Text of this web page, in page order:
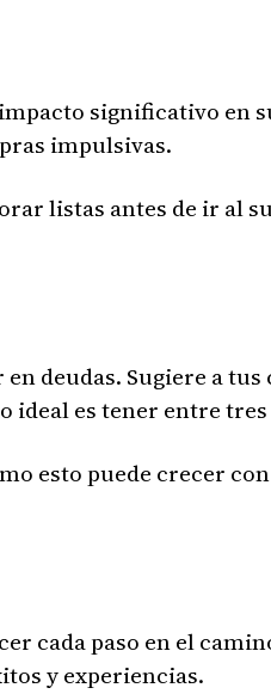
significativo en
impulsivas.
listas antes de ir al
deudas. Sugiere a
es tener entre
esto puede crecer
cada paso en el
y experiencias.